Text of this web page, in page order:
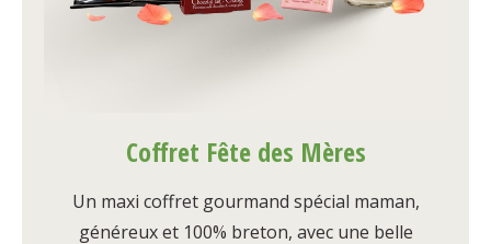
Coffret Fête des Mères
Un maxi coffret gourmand spécial maman,
généreux et 100% breton, avec une belle